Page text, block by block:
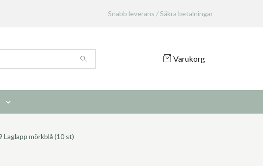
Snabb leverans / Säkra betalningar
Varukorg
Laglapp mörkblå (10 st)